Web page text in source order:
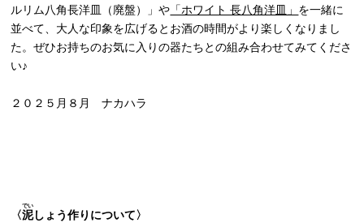
ルリム八角長洋皿（廃盤）」や 「ホワイト 長八角洋皿」 を一緒に
並べて、大人な印象を広げるとお酒の時間がより楽しくなりまし
た。ぜひお持ちのお気に入りの器たちとの組み合わせてみてくださ
い♪
２０２５月８月 ナカハラ
〈泥
でい
しょう作りについて〉